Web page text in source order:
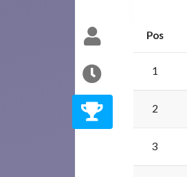
Pos
1
2
3